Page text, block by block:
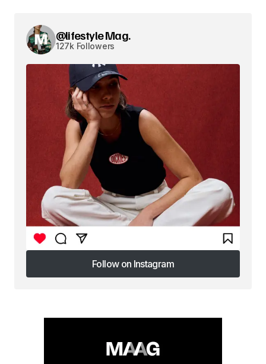
@lifestyle Mag.
127k Followers
Follow on Instagram
Follow on Instagram